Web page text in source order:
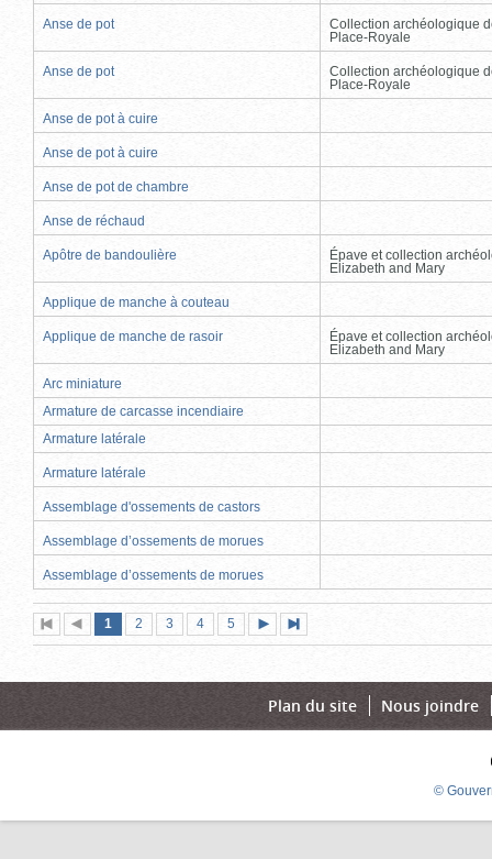
Anse de pot
Collection archéologique
Place-Royale
Anse de pot
Collection archéologique
Place-Royale
Anse de pot à cuire
Anse de pot à cuire
Anse de pot de chambre
Anse de réchaud
Apôtre de bandoulière
Épave et collection
Elizabeth and Mary
Applique de manche à couteau
Applique de manche de rasoir
Épave et collection
Elizabeth and Mary
Arc miniature
Armature de carcasse incendiaire
Armature latérale
Armature latérale
Assemblage d'ossements de castors
Assemblage d’ossements de morues
Assemblage d’ossements de morues
Première
page
Page
précédente
Page
1 (page
actuelle)
Page
2 Page
3 Page
4 Page
5
suivante
page
Plan du site Nous joindre
©